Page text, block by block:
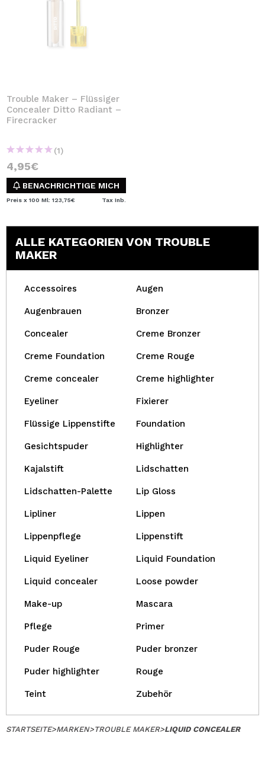
Trouble Maker – Flüssiger
Concealer Ditto Radiant –
Firecracker
(1)
4,95€
BENACHRICHTIGE MICH
Preis x 100 Ml: 123,75€ Tax Inb.
ALLE KATEGORIEN VON TROUBLE
MAKER
Accessoires Augen
Augenbrauen Bronzer
Concealer Creme Bronzer
Creme Foundation Creme Rouge
Creme concealer Creme highlighter
Eyeliner Fixierer
Flüssige Lippenstifte Foundation
Gesichtspuder Highlighter
Kajalstift Lidschatten
Lidschatten-Palette Lip Gloss
Lipliner Lippen
Lippenpflege Lippenstift
Liquid Eyeliner Liquid Foundation
Liquid concealer Loose powder
Make-up Mascara
Pflege Primer
Puder Rouge Puder bronzer
Puder highlighter Rouge
Teint Zubehör
STARTSEITE>MARKEN>TROUBLE MAKER>LIQUID CONCEALER